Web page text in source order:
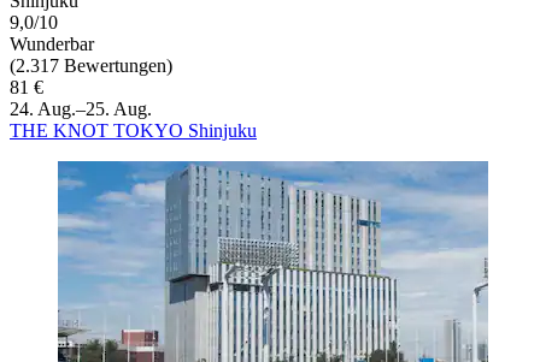
9,0/10
Wunderbar
(2.317 Bewertungen)
81 €
24. Aug.–25. Aug.
THE KNOT TOKYO Shinjuku